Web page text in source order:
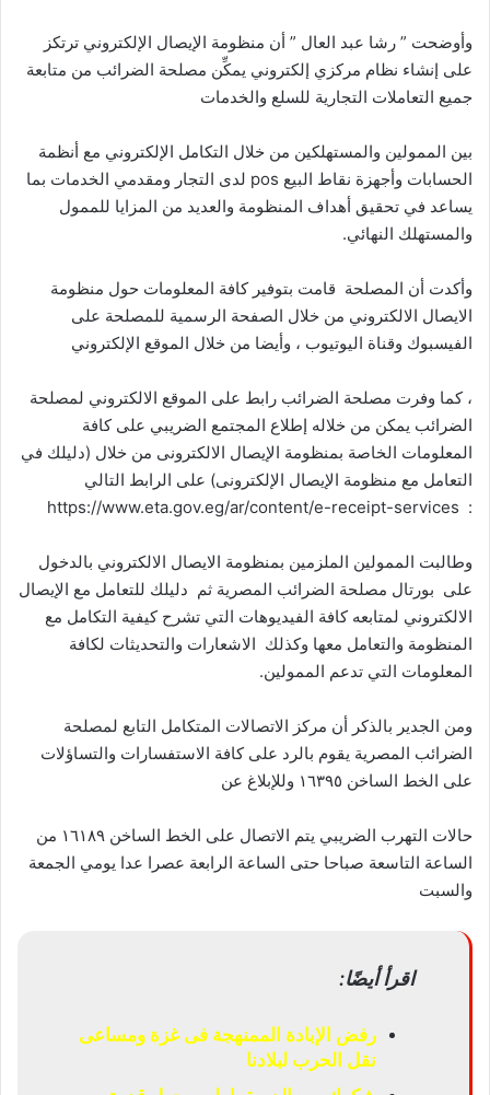
وأوضحت ” رشا عبد العال ” أن منظومة الإيصال الإلكتروني ترتكز
على إنشاء نظام مركزي إلكتروني يمكِّن مصلحة الضرائب من متابعة
جميع التعاملات التجارية للسلع والخدمات
بين الممولين والمستهلكين من خلال التكامل الإلكتروني مع أنظمة
الحسابات وأجهزة نقاط البيع pos لدى التجار ومقدمي الخدمات بما
يساعد في تحقيق أهداف المنظومة والعديد من المزايا للممول
والمستهلك النهائي.
وأكدت أن المصلحة قامت بتوفير كافة المعلومات حول منظومة
الايصال الالكتروني من خلال الصفحة الرسمية للمصلحة على
الفيسبوك وقناة اليوتيوب ، وأيضا من خلال الموقع الإلكتروني
، كما وفرت مصلحة الضرائب رابط على الموقع الالكتروني لمصلحة
الضرائب يمكن من خلاله إطلاع المجتمع الضريبي على كافة
المعلومات الخاصة بمنظومة الإيصال الالكترونى من خلال (دليلك في
التعامل مع منظومة الإيصال الإلكترونى) على الرابط التالي
: https://www.eta.gov.eg/ar/content/e-receipt-services
وطالبت الممولين الملزمين بمنظومة الايصال الالكتروني بالدخول
على بورتال مصلحة الضرائب المصرية ثم دليلك للتعامل مع الإيصال
الالكتروني لمتابعه كافة الفيديوهات التي تشرح كيفية التكامل مع
المنظومة والتعامل معها وكذلك الاشعارات والتحديثات لكافة
المعلومات التي تدعم الممولين.
ومن الجدير بالذكر أن مركز الاتصالات المتكامل التابع لمصلحة
الضرائب المصرية يقوم بالرد على كافة الاستفسارات والتساؤلات
على الخط الساخن ١٦٣٩٥ وللإبلاغ عن
حالات التهرب الضريبي يتم الاتصال على الخط الساخن ١٦١٨٩ من
الساعة التاسعة صباحا حتى الساعة الرابعة عصرا عدا يومي الجمعة
والسبت
اقرأ أيضًا:
رفض الإبادة الممنهجة فى غزة ومساعى
نقل الحرب لبلادنا